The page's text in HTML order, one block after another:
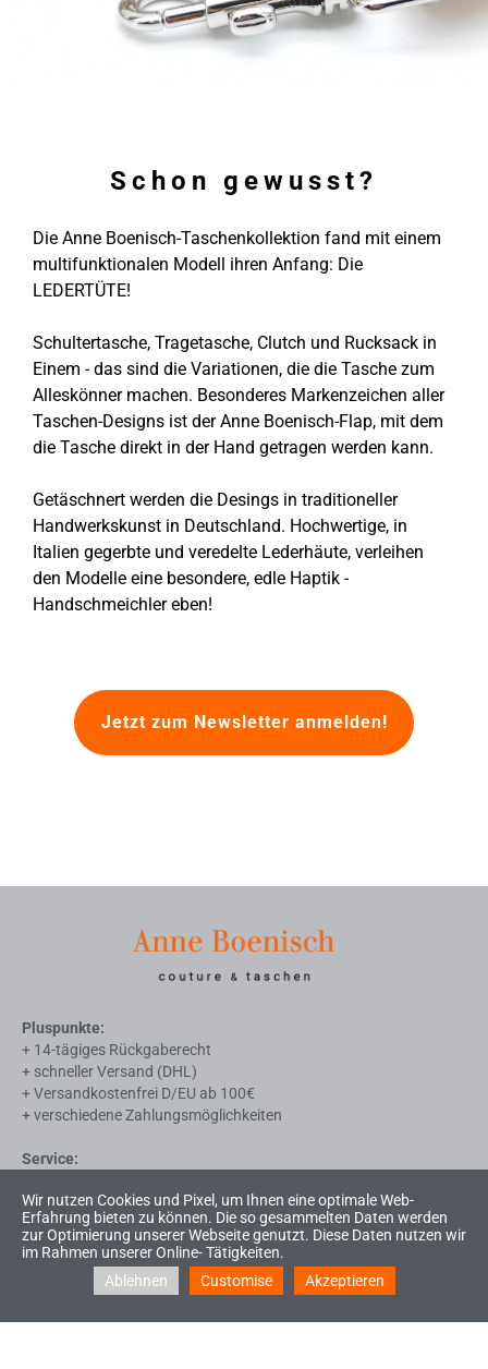
Schon gewusst?
Die Anne Boenisch-Taschenkollektion fand mit einem
multifunktionalen Modell ihren Anfang: Die
LEDERTÜTE!
Schultertasche, Tragetasche, Clutch und Rucksack in
Einem - das sind die Variationen, die die Tasche zum
Alleskönner machen. Besonderes Markenzeichen aller
Taschen-Designs ist der Anne Boenisch-Flap, mit dem
die Tasche direkt in der Hand getragen werden kann.
Getäschnert werden die Desings in traditioneller
Handwerkskunst in Deutschland. Hochwertige, in
Italien gegerbte und veredelte Lederhäute, verleihen
den Modelle eine besondere, edle Haptik -
Handschmeichler eben!
Jetzt zum Newsletter anmelden!
Pluspunkte:
+ 14-tägiges Rückgaberecht
+ schneller Versand (DHL)
+ Versandkostenfrei D/EU ab 100€
+ verschiedene Zahlungsmöglichkeiten
Service:
AGB
Widerrufsrecht
Liefer- u. Zahlungsbedingungen
Datenschutzerklärung
Wir nutzen Cookies und Pixel, um Ihnen eine optimale Web-
Erfahrung bieten zu können. Die so gesammelten Daten werden
zur Optimierung unserer Webseite genutzt. Diese Daten nutzen wir
im Rahmen unserer Online- Tätigkeiten.
Ablehnen
Customise Akzeptieren